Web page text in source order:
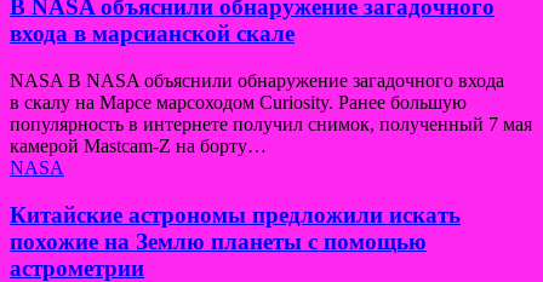
В NASA объяснили обнаружение загадочного
входа в марсианской скале
NASA В NASA объяснили обнаружение загадочного входа
в скалу на Марсе марсоходом Curiosity. Ранее большую
популярность в интернете получил снимок, полученный 7 мая
камерой Mastcam-Z на борту…
NASA
Китайские астрономы предложили искать
похожие на Землю планеты с помощью
астрометрии